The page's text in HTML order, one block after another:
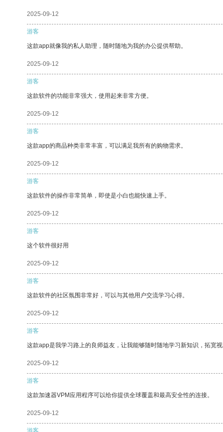
2025-09-12
游客
这款app就像我的私人助理，随时随地为我的办公提供帮助。
2025-09-12
游客
这款软件的功能非常强大，使用起来非常方便。
2025-09-12
游客
这款app的商品种类非常丰富，可以满足我所有的购物需求。
2025-09-12
游客
这款软件的操作非常简单，即使是小白也能快速上手。
2025-09-12
游客
这个软件很好用
2025-09-12
游客
这款软件的社区氛围非常好，可以与其他用户交流学习心得。
2025-09-12
游客
这款app是我学习路上的良师益友，让我能够随时随地学习新知识，拓宽
2025-09-12
游客
这款加速器VPM应用程序可以给你提供全球覆盖和最高安全性的连接。
2025-09-12
游客